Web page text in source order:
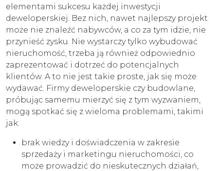
elementami sukcesu każdej inwestycji
deweloperskiej. Bez nich, nawet najlepszy projekt
może nie znaleźć nabywców, a co za tym idzie, nie
przynieść zysku. Nie wystarczy tylko wybudować
nieruchomość, trzeba ją również odpowiednio
zaprezentować i dotrzeć do potencjalnych
klientów. A to nie jest takie proste, jak się może
wydawać. Firmy deweloperskie czy budowlane,
próbując samemu mierzyć się z tym wyzwaniem,
mogą spotkać się z wieloma problemami, takimi
jak:
brak wiedzy i doświadczenia w zakresie
sprzedaży i marketingu nieruchomości, co
może prowadzić do nieskutecznych działań,